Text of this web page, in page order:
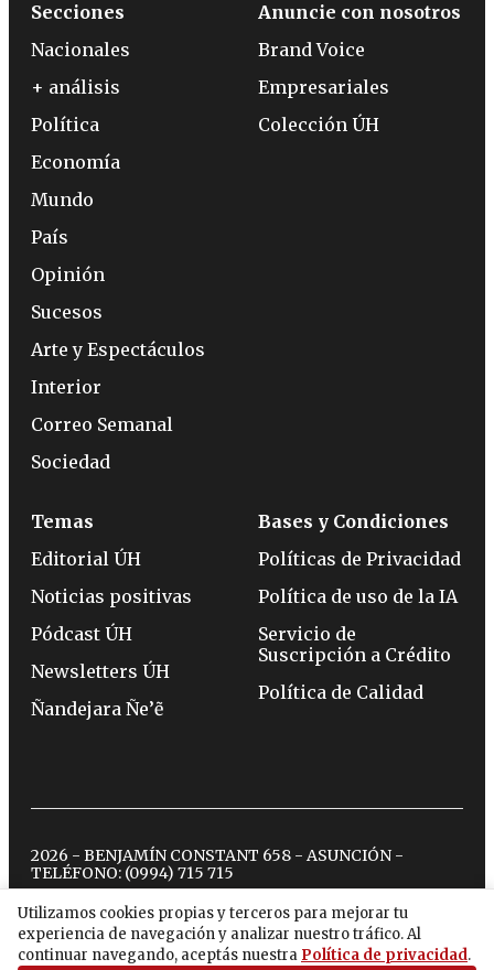
Utilizamos cookies propias y terceros para mejorar tu
experiencia de navegación y analizar nuestro tráfico. Al
continuar navegando, aceptás nuestra Política de privacidad.
Secciones
Nacionales
+ análisis
Política
Economía
Mundo
País
Opinión
Sucesos
Arte y Espectáculos
Interior
Correo Semanal
Sociedad
Anuncie con nosotros
Brand Voice
Empresariales
Colección ÚH
Temas
Editorial ÚH
Noticias positivas
Pódcast ÚH
Newsletters ÚH
Ñandejara Ñe’ẽ
Bases y Condiciones
Políticas de Privacidad
Política de uso de la IA
Servicio de
Suscripción a Crédito
Política de Calidad
2026 - BENJAMÍN CONSTANT 658 - ASUNCIÓN -
TELÉFONO: (0994) 715 715
twitterinstagram
facebook
tiktokyoutubespotify